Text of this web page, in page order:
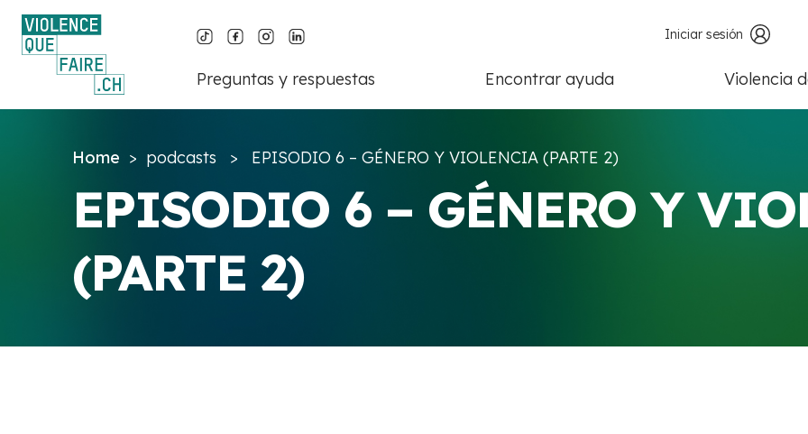
Iniciar sesión
Preguntas y respuestas Encontrar ayuda Violencia
Home > podcasts > EPISODIO 6 – GÉNERO Y VIOLENCIA (PARTE 2)
EPISODIO 6 – GÉNERO Y VIOLENCIA
(PARTE 2)